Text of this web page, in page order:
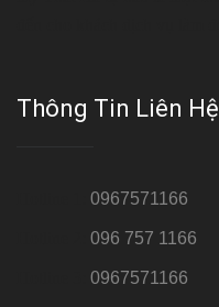
Thông Tin Liên Hệ
0967571166
096 757 1166
0967571166